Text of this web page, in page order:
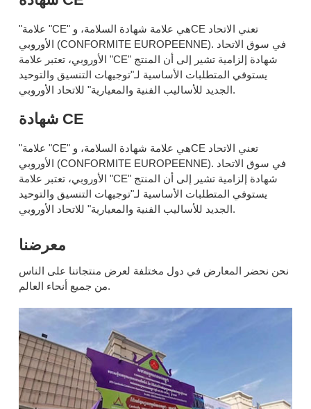
"علامة "CE" هي علامة شهادة السلامة، وCE تعني الاتحاد
الأوروبي (CONFORMITE EUROPEENNE). في سوق الاتحاد
الأوروبي، تعتبر علامة "CE" شهادة إلزامية تشير إلى أن المنتج
يستوفي المتطلبات الأساسية لـ"توجيهات التنسيق والتوحيد
الجديد للأساليب الفنية والمعيارية" للاتحاد الأوروبي.
شهادة CE
"علامة "CE" هي علامة شهادة السلامة، وCE تعني الاتحاد
الأوروبي (CONFORMITE EUROPEENNE). في سوق الاتحاد
الأوروبي، تعتبر علامة "CE" شهادة إلزامية تشير إلى أن المنتج
يستوفي المتطلبات الأساسية لـ"توجيهات التنسيق والتوحيد
الجديد للأساليب الفنية والمعيارية" للاتحاد الأوروبي.
معرضنا
نحن نحضر المعارض في دول مختلفة لعرض منتجاتنا على الناس
من جميع أنحاء العالم.